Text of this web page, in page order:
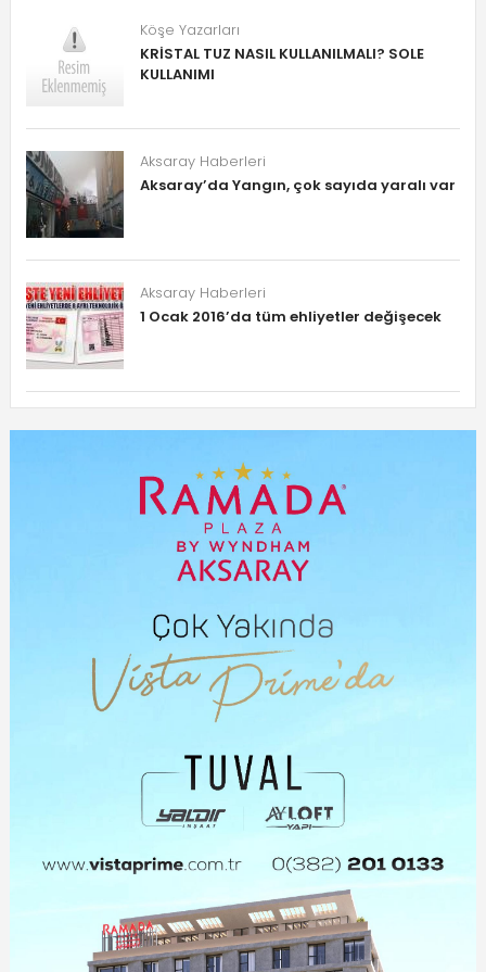
Köşe Yazarları
KRİSTAL TUZ NASIL KULLANILMALI? SOLE
KULLANIMI
Aksaray Haberleri
Aksaray’da Yangın, çok sayıda yaralı var
Aksaray Haberleri
1 Ocak 2016’da tüm ehliyetler değişecek